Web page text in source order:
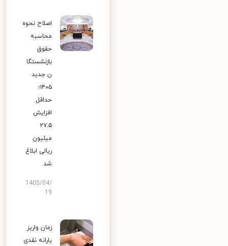
اصلاح نحوه
محاسبه
حقوق
بازنشستگا
ن جدید
۱۴۰۵؛
حداقل
افزایش
۲۷.۵
میلیون
ریالی ابلاغ
شد
1405/04/
19
زمان واریز
یارانه نقدی